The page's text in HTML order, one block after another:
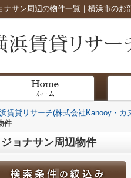
ナサン周辺の物件一覧｜横浜市の
賃貸リサーチ(株式会社Kanooy・カ
件
ジョナサン周辺物件